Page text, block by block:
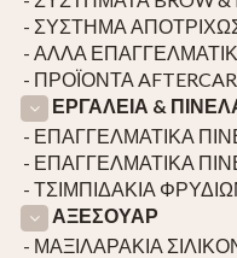
- ΣΥΣΤΗΜΑ
- ΑΛΛΑ
- ΠΡΟΪΟΝΤΑ
ΕΡΓΑΛΕΙΑ &
- ΕΠΑΓΓΕΛΜΑΤΙΚΑ
- ΕΠΑΓΓΕΛΜΑΤΙΚΑ
- ΤΣΙΜΠΙΔΑΚΙΑ
ΑΞΕΣΟΥΑΡ
- ΜΑΞΙΛΑΡΑΚΙΑ